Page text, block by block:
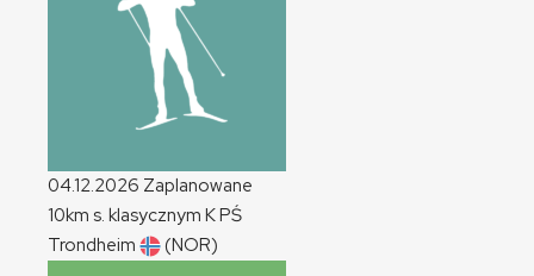
04.12.2026 Zaplanowane
10km s. klasycznym KPŚ
Trondheim
(NOR)